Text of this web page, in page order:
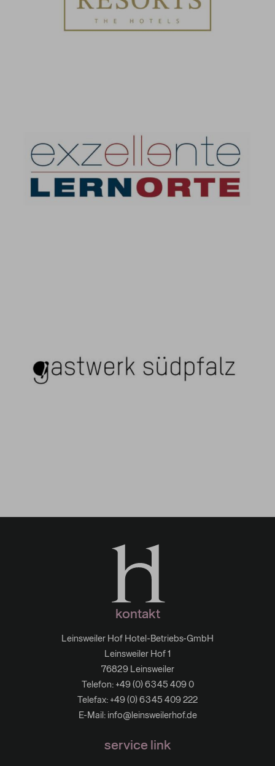
kontakt
Leinsweiler Hof Hotel-Betriebs-GmbH
Leinsweiler Hof 1
76829 Leinsweiler
Telefon: +49 (0) 6345 409 0
Telefax: +49 (0) 6345 409 222
E-Mail: info@leinsweilerhof.de
service link